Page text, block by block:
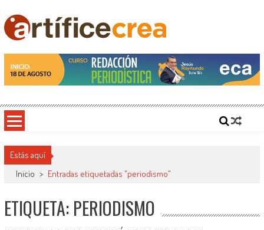
contenido
Artificecrea
Blog de Artífice Comunicadores, elaboramos contenidos periodísticos y editoriales en
diversos formatos, capacitamos en temas de comunicación y educación.
Estás aquí
Inicio > Entradas etiquetadas "periodismo"
ETIQUETA: PERIODISMO